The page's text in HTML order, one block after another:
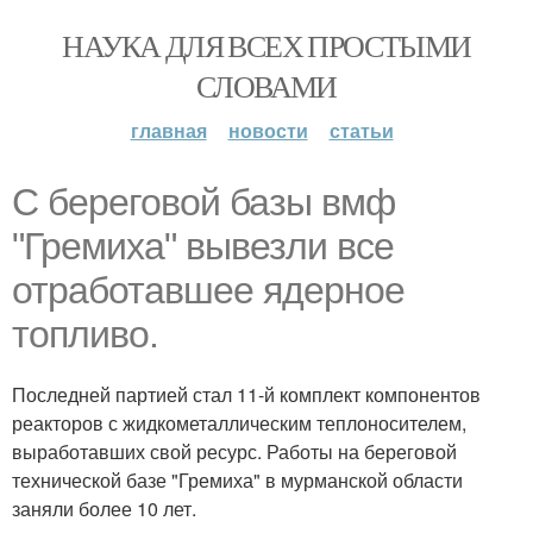
НАУКА ДЛЯ ВСЕХ ПРОСТЫМИ
СЛОВАМИ
главная новости статьи
С береговой базы вмф
"Гремиха" вывезли все
отработавшее ядерное
топливо.
Последней партией стал 11-й комплект компонентов
реакторов с жидкометаллическим теплоносителем,
выработавших свой ресурс. Работы на береговой
технической базе "Гремиха" в мурманской области
заняли более 10 лет.